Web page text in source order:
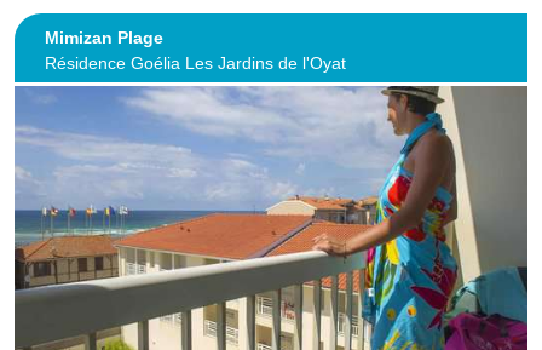
Mimizan Plage
Résidence Goélia Les Jardins de l'Oyat